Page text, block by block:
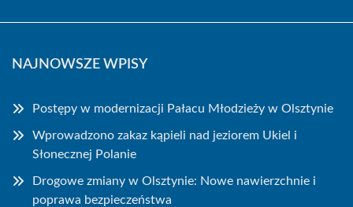
NAJNOWSZE WPISY
Postępy w modernizacji Pałacu Młodzieży w Olsztynie
Wprowadzono zakaz kąpieli nad jeziorem Ukiel i
Słonecznej Polanie
Drogowe zmiany w Olsztynie: Nowe nawierzchnie i
poprawa bezpieczeństwa